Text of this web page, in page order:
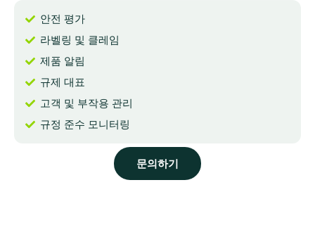
안전 평가
라벨링 및 클레임
제품 알림
규제 대표
고객 및 부작용 관리
규정 준수 모니터링
문의하기